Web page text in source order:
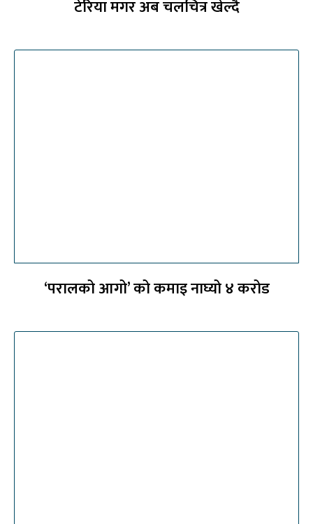
टेरिया मगर अब चलचित्र खेल्दै
‘परालको आगो’ को कमाइ नाघ्यो ४ करोड